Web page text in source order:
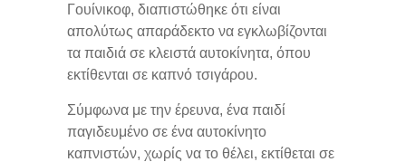
Γουίνικοφ, διαπιστώθηκε ότι είναι
απολύτως απαράδεκτο να εγκλωβίζονται
τα παιδιά σε κλειστά αυτοκίνητα, όπου
εκτίθενται σε καπνό τσιγάρου.
Σύμφωνα με την έρευνα, ένα παιδί
παγιδευμένο σε ένα αυτοκίνητο
καπνιστών, χωρίς να το θέλει, εκτίθεται σε